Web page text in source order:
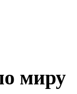
миру